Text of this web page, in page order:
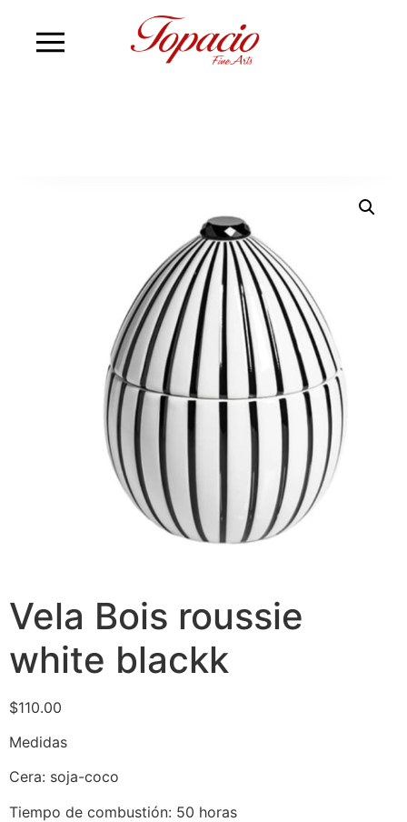
Vela Bois roussie
white blackk
$110.00
Medidas
Cera: soja-coco
Tiempo de combustión: 50 horas